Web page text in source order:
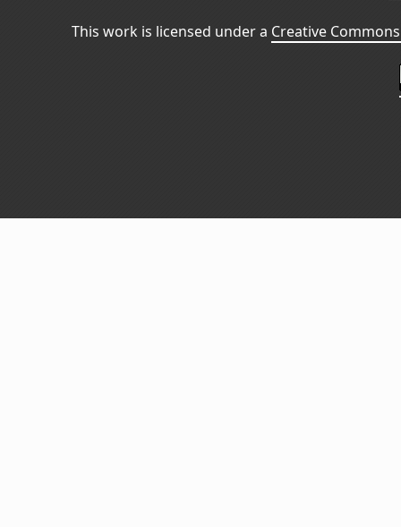
This work is licensed under a Creative